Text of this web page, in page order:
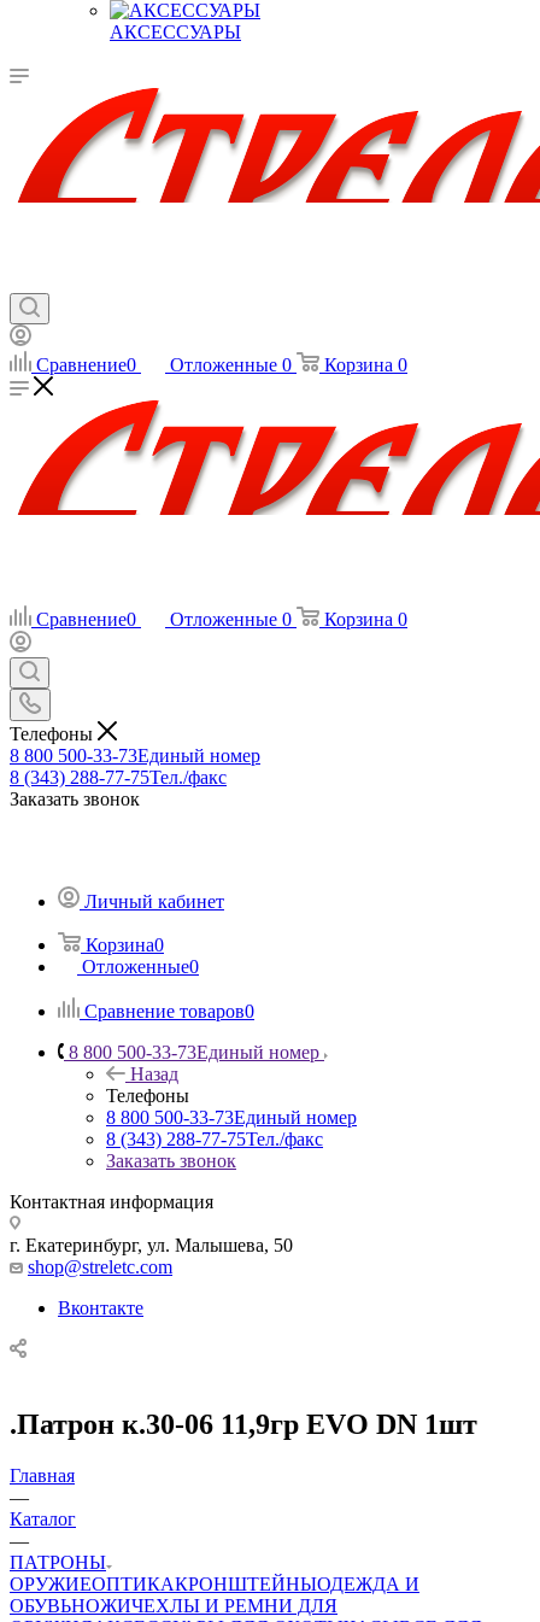
АКСЕССУАРЫ
Сравнение0 Отложенные 0 Корзина 0
Сравнение0 Отложенные 0 Корзина 0
Телефоны
8 800 500-33-73Единый номер
8 (343) 288-77-75Тел./факс
Заказать звонок
Личный кабинет
Корзина0
Отложенные0
Сравнение товаров0
8 800 500-33-73Единый номер
Назад
Телефоны
8 800 500-33-73Единый номер
8 (343) 288-77-75Тел./факс
Заказать звонок
Контактная информация
г. Екатеринбург, ул. Малышева, 50
shop@streletc.com
Вконтакте
.Патрон к.30-06 11,9гр EVO DN 1шт
Главная
—
Каталог
—
ПАТРОНЫ
ОРУЖИЕОПТИКАКРОНШТЕЙНЫОДЕЖДА И
ОБУВЬНОЖИЧЕХЛЫ И РЕМНИ ДЛЯ